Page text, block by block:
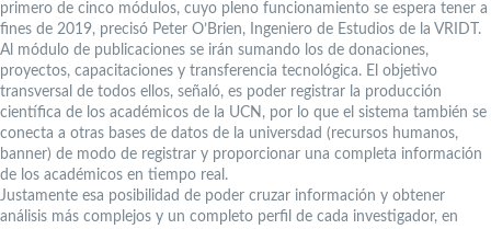
primero de cinco módulos, cuyo pleno funcionamiento se espera tener a
fines de 2019, precisó Peter O’Brien, Ingeniero de Estudios de la VRIDT.
Al módulo de publicaciones se irán sumando los de donaciones,
proyectos, capacitaciones y transferencia tecnológica. El objetivo
transversal de todos ellos, señaló, es poder registrar la producción
científica de los académicos de la UCN, por lo que el sistema también se
conecta a otras bases de datos de la universdad (recursos humanos,
banner) de modo de registrar y proporcionar una completa información
de los académicos en tiempo real.
Justamente esa posibilidad de poder cruzar información y obtener
análisis más complejos y un completo perfil de cada investigador, en